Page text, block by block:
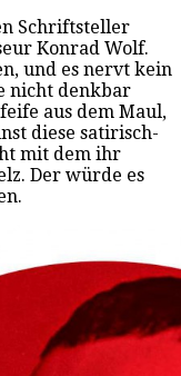
Schriftsteller
Konrad Wolf.
und es nervt kein
nicht denkbar
aus dem Maul,
diese satirisch-
mit dem ihr
Der würde es